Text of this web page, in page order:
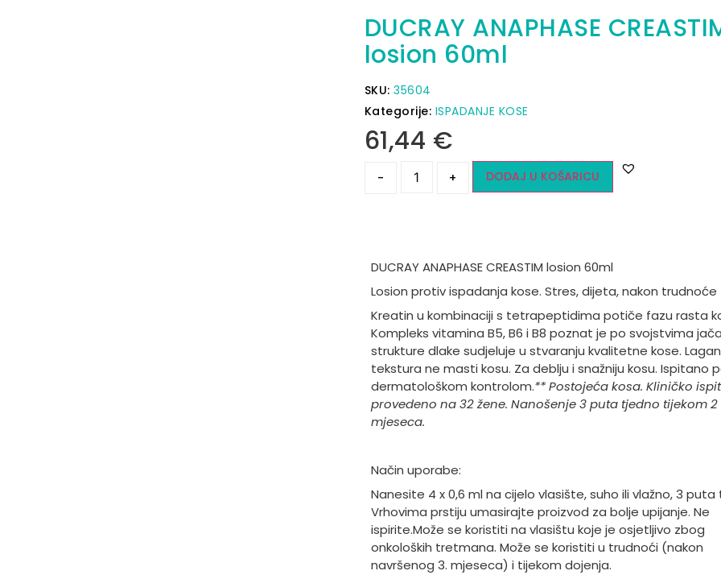
DUCRAY ANAPHASE
losion 60ml
SKU: 35604
Kategorije: ISPADANJE KOSE
61,44 €
- + DODAJ U KOŠARICU
DUCRAY ANAPHASE CREASTIM losion 60ml
Losion protiv ispadanja kose. Stres, dijeta, nakon trudnoće
Kreatin u kombinaciji s tetrapeptidima potiče fazu rasta
Kompleks vitamina B5, B6 i B8 poznat je po svojstvima
strukture dlake sudjeluje u stvaranju kvalitetne kose.
tekstura ne masti kosu. Za deblju i snažniju kosu. Ispitano
dermatološkom kontrolom.** Postojeća kosa. Kliničko
provedeno na 32 žene. Nanošenje 3 puta tjedno tijekom 2
mjeseca.
Način uporabe:
Nanesite 4 x 0,6 ml na cijelo vlasište, suho ili vlažno, 3 puta
Vrhovima prstiju umasirajte proizvod za bolje upijanje. Ne
ispirite.Može se koristiti na vlasištu koje je osjetljivo zbog
onkoloških tretmana. Može se koristiti u trudnoći (nakon
navršenog 3. mjeseca) i tijekom dojenja.